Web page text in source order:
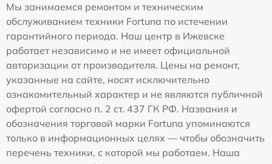
Мы занимаемся ремонтом и техническим
обслуживанием техники Fortuna по истечении
гарантийного периода. Наш центр в Ижевске
работает независимо и не имеет официальной
авторизации от производителя. Цены на ремонт,
указанные на сайте, носят исключительно
ознакомительный характер и не являются публичной
офертой согласно п. 2 ст. 437 ГК РФ. Названия и
обозначения торговой марки Fortuna упоминаются
только в информационных целях — чтобы обозначить
перечень техники, с которой мы работаем. Наша